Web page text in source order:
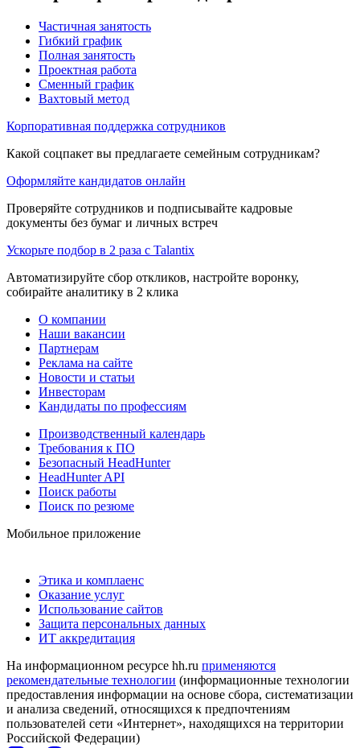
Частичная занятость
Гибкий график
Полная занятость
Проектная работа
Сменный график
Вахтовый метод
Корпоративная поддержка сотрудников
Какой соцпакет вы предлагаете семейным сотрудникам?
Оформляйте кандидатов онлайн
Проверяйте сотрудников и подписывайте кадровые
документы без бумаг и личных встреч
Ускорьте подбор в 2 раза с Talantix
Автоматизируйте сбор откликов, настройте воронку,
собирайте аналитику в 2 клика
О компании
Наши вакансии
Партнерам
Реклама на сайте
Новости и статьи
Инвесторам
Кандидаты по профессиям
Производственный календарь
Требования к ПО
Безопасный HeadHunter
HeadHunter API
Поиск работы
Поиск по резюме
Мобильное приложение
Этика и комплаенс
Оказание услуг
Использование сайтов
Защита персональных данных
ИТ аккредитация
На информационном ресурсе hh.ru применяются
рекомендательные технологии (информационные технологии
предоставления информации на основе сбора, систематизации
и анализа сведений, относящихся к предпочтениям
пользователей сети «Интернет», находящихся на территории
Российской Федерации)